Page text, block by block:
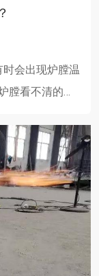
会出现炉膛温
膛看不清的现